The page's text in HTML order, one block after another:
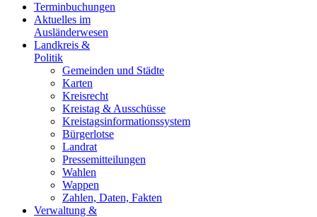
Terminbuchungen
Aktuelles im
Ausländerwesen
Landkreis &
Politik
Gemeinden und Städte
Karten
Kreisrecht
Kreistag & Ausschüsse
Kreistagsinformationssystem
Bürgerlotse
Landrat
Pressemitteilungen
Wahlen
Wappen
Zahlen, Daten, Fakten
Verwaltung &